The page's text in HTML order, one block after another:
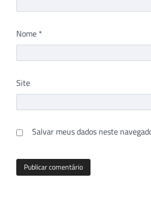
Nome *
Site
Salvar meus dados neste